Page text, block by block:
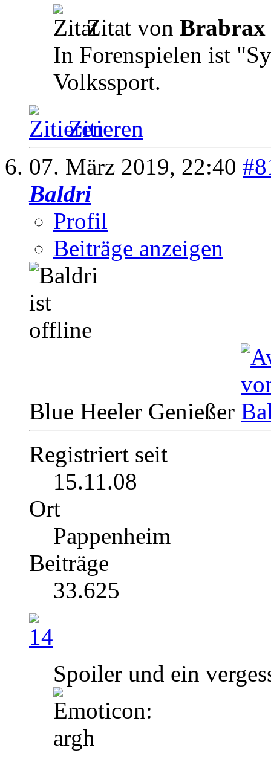
Zitat von Brabrax
In Forenspielen ist
Volkssport.
Zitieren
07. März 2019, 22:40
Baldri
Profil
Beiträge anzeigen
Blue Heeler Genießer
Registriert seit
15.11.08
Ort
Pappenheim
Beiträge
33.625
Spoiler und ein